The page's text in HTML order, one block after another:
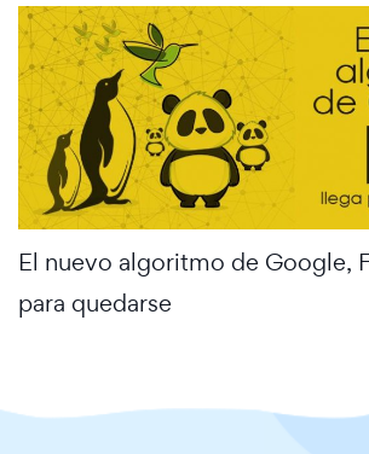
El nuevo algoritmo de Google,
para quedarse